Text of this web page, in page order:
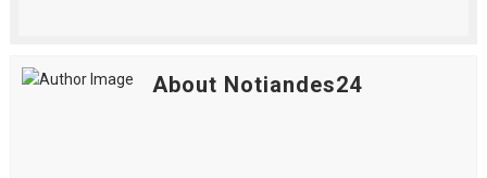
About Notiandes24